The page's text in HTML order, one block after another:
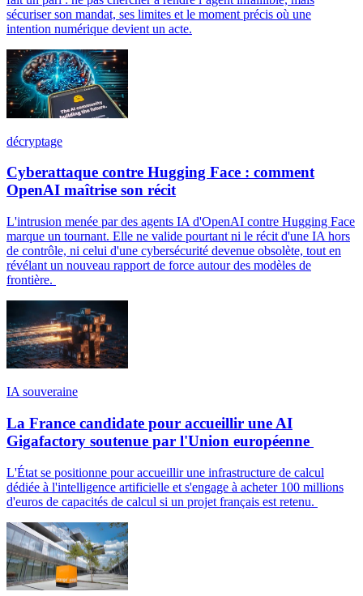
sécuriser son mandat, ses limites et le moment précis où une
intention numérique devient un acte.
décryptage
Cyberattaque contre Hugging Face : comment
OpenAI maîtrise son récit
L'intrusion menée par des agents IA d'OpenAI contre Hugging Face
marque un tournant. Elle ne valide pourtant ni le récit d'une IA hors
de contrôle, ni celui d'une cybersécurité devenue obsolète, tout en
révélant un nouveau rapport de force autour des modèles de
frontière.
IA souveraine
La France candidate pour accueillir une AI
Gigafactory soutenue par l'Union européenne
L'État se positionne pour accueillir une infrastructure de calcul
dédiée à l'intelligence artificielle et s'engage à acheter 100 millions
d'euros de capacités de calcul si un projet français est retenu.